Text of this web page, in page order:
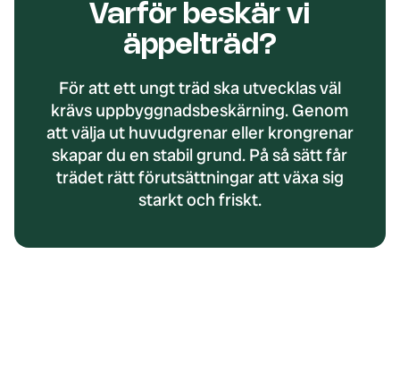
Varför beskär vi
äppelträd?
För att ett ungt träd ska utvecklas väl
krävs uppbyggnadsbeskärning. Genom
att välja ut huvudgrenar eller krongrenar
skapar du en stabil grund. På så sätt får
trädet rätt förutsättningar att växa sig
starkt och friskt.